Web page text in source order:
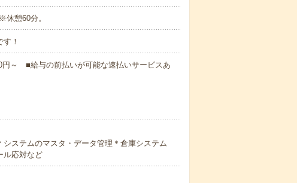
憩60分。
！
～ ■給与の前払いが可能な速払いサービスあ
ステムのマスタ・データ管理＊倉庫システム
ル応対など